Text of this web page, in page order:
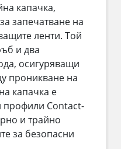
капачка,
запечатване на
ленти. Той
и два
осигуряващи
проникване на
капачка е
профили Contact-
и трайно
за безопасни